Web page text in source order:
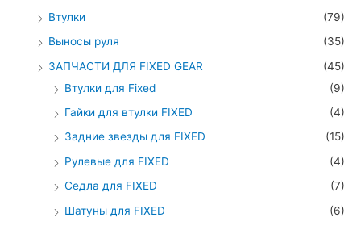
Втулки
(79)
Выносы руля
(35)
ЗАПЧАСТИ ДЛЯ FIXED GEAR
(45)
Втулки для Fixed
(9)
Гайки для втулки FIXED
(4)
Задние звезды для FIXED
(15)
Рулевые для FIXED
(4)
Седла для FIXED
(7)
Шатуны для FIXED
(6)